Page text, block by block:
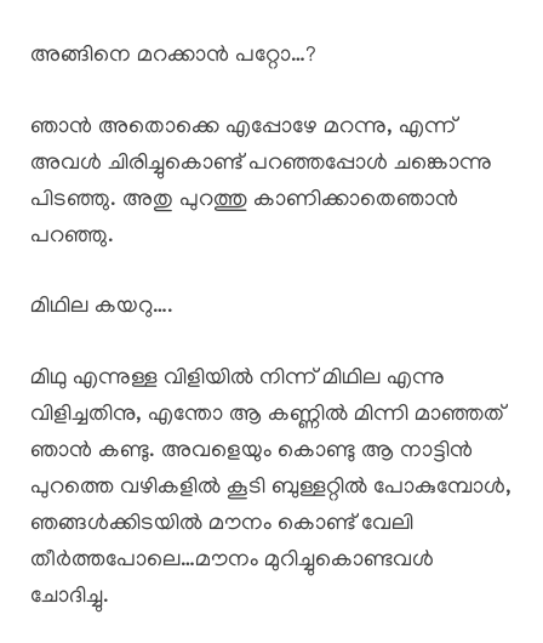
അങ്ങിനെ മറക്കാൻ പറ്റോ…?
ഞാൻ അതൊക്കെ എപ്പോഴേ മറന്നു, എന്ന്
അവൾ ചിരിച്ചുകൊണ്ട് പറഞ്ഞപ്പോൾ ചങ്കൊന്നു
പിടഞ്ഞു. അതു പുറത്തു കാണിക്കാതെഞാൻ
പറഞ്ഞു.
മിഥില കയറു….
മിഥു എന്നുള്ള വിളിയിൽ നിന്ന് മിഥില എന്നു
വിളിച്ചതിനു, എന്തോ ആ കണ്ണിൽ മിന്നി മാഞ്ഞത്
ഞാൻ കണ്ടു. അവളെയും കൊണ്ടു ആ നാട്ടിൻ
പുറത്തെ വഴികളിൽ കൂടി ബുള്ളറ്റിൽ പോകുമ്പോൾ,
ഞങ്ങൾക്കിടയിൽ മൗനം കൊണ്ട് വേലി
തീർത്തപോലെ…മൗനം മുറിച്ചുകൊണ്ടവൾ
ചോദിച്ചു.